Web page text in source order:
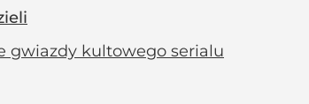
gwiazdy kultowego serialu